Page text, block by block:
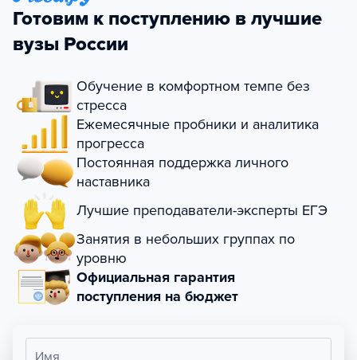
Готовим к поступлению в лучшие
вузы России
Обучение в комфортном темпе без
стресса
Ежемесячные пробники и аналитика
прогресса
Постоянная поддержка личного
наставника
Лучшие преподаватели-эксперты ЕГЭ
Занятия в небольших группах по
уровню
Официальная гарантия
поступления на бюджет
Имя